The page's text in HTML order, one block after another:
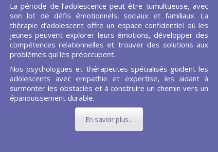
La période de l’adolescence peut être tumultueuse, avec
son lot de défis émotionnels, sociaux et familiaux. La
thérapie d’adolescent offre un espace confidentiel où les
jeunes peuvent explorer leurs émotions, développer des
compétences relationnelles et trouver des solutions aux
problèmes qui les préoccupent.
Nos psychologues et thérapeutes spécialisés guident les
adolescents avec empathie et expertise, les aidant à
surmonter les obstacles et à construire un chemin vers un
épanouissement durable.
En savoir plus...